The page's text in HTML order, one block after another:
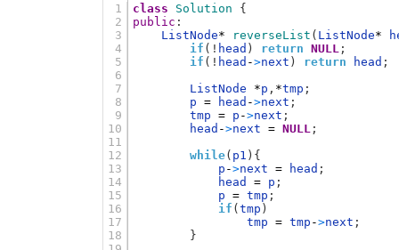
1
2
3
4
5
6
7
8
9
10
11
12
13
14
15
16
17
18
class Solution
{
public :
ListNode* reverseList ( ListNode*
if ( ! head ) return NULL ;
if ( ! head ->next ) return head ;
ListNode
*p , *tmp ;
p = head ->next ;
tmp = p ->next ;
head ->next = NULL ;
while( p1 ) {
p ->next = head ;
head
= p ;
p = tmp ;
if ( tmp )
tmp = tmp ->next ;
}